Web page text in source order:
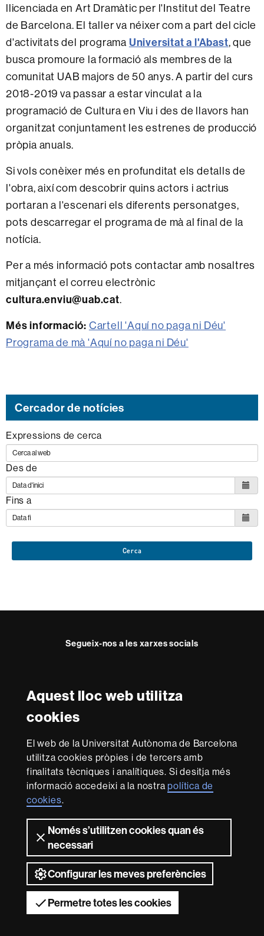
Aquest lloc web utilitza
cookies
El web de la Universitat Autònoma de Barcelona
utilitza cookies pròpies i de tercers amb
finalitats tècniques i analítiques. Si desitja més
informació accedeixi a la nostrapolítica de
cookies.
Només s’utilitzen cookies quan és
necessari
Configurar les meves preferències
Permetre totes les cookies
llicenciada en Art Dramàtic per l'Institut del Teatre
de Barcelona. El taller va néixer com a part del cicle
d'activitats del programa Universitat a l'Abast, que
busca promoure la formació als membres de la
comunitat UAB majors de 50 anys. A partir del curs
2018-2019 va passar a estar vinculat a la
programació de Cultura en Viu i des de llavors han
organitzat conjuntament les estrenes de producció
pròpia anuals.
Si vols conèixer més en profunditat els detalls de
l'obra, així com descobrir quins actors i actrius
portaran a l'escenari els diferents personatges,
pots descarregar el programa de mà al final de la
notícia.
Per a més informació pots contactar amb nosaltres
mitjançant el correu electrònic
cultura.enviu@uab.cat.
Més informació: Cartell 'Aquí no paga ni Déu'
Programa de mà 'Aquí no paga ni Déu'
Cercador de notícies
Expressions de cerca
Des de
Fins a
Cerca
Segueix-nos a les xarxes socials
Reconeixement internacional de l'excel·lència
in
Research
-
Euraxess
Amb el finançament de
Sobre
aquest
web
Avís legal
web Accessibilitat web Mapa del web UAB
2026 Universitat Autònoma de Barcelona